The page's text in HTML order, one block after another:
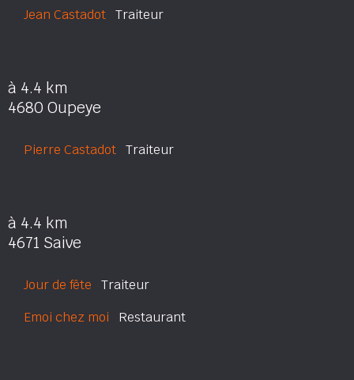
Jean Castadot Traiteur
à 4.4 km
4680 Oupeye
Pierre Castadot Traiteur
à 4.4 km
4671 Saive
Jour de fête Traiteur
Emoi chez moi Restaurant